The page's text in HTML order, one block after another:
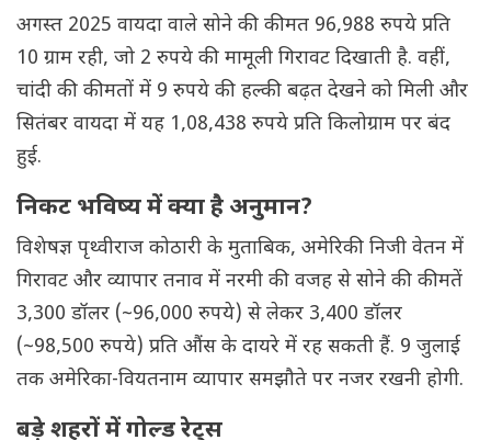
अगस्त 2025 वायदा वाले सोने की कीमत 96,988 रुपये प्रति
10 ग्राम रही, जो 2 रुपये की मामूली गिरावट दिखाती है. वहीं,
चांदी की कीमतों में 9 रुपये की हल्की बढ़त देखने को मिली और
सितंबर वायदा में यह 1,08,438 रुपये प्रति किलोग्राम पर बंद
हुई.
निकट भविष्य में क्या है अनुमान?
विशेषज्ञ पृथ्वीराज कोठारी के मुताबिक, अमेरिकी निजी वेतन में
गिरावट और व्यापार तनाव में नरमी की वजह से सोने की कीमतें
3,300 डॉलर (~96,000 रुपये) से लेकर 3,400 डॉलर
(~98,500 रुपये) प्रति औंस के दायरे में रह सकती हैं. 9 जुलाई
तक अमेरिका-वियतनाम व्यापार समझौते पर नजर रखनी होगी.
बड़े शहरों में गोल्ड रेट्स